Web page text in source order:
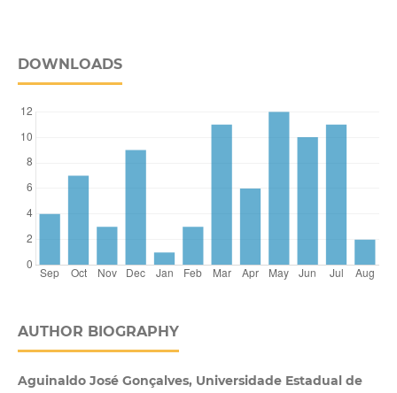
DOWNLOADS
AUTHOR BIOGRAPHY
Aguinaldo José Gonçalves, Universidade Estadual de